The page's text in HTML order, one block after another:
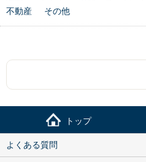
不動産
その他
トップ
よくある質問